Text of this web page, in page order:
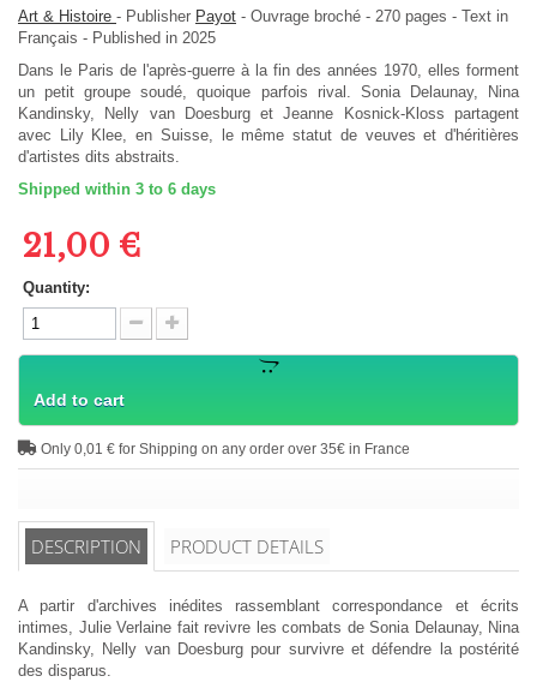
Art & Histoire - Publisher Payot - Ouvrage broché - 270 pages - Text in
Français - Published in 2025
Dans le Paris de l'après-guerre à la fin des années 1970, elles forment
un petit groupe soudé, quoique parfois rival. Sonia Delaunay, Nina
Kandinsky, Nelly van Doesburg et Jeanne Kosnick-Kloss partagent
avec Lily Klee, en Suisse, le même statut de veuves et d'héritières
d'artistes dits abstraits.
Shipped within 3 to 6 days
21,00 €
Quantity:
Add to cart
Only 0,01 € for Shipping on any order over 35€ in France
DESCRIPTION PRODUCT DETAILS
A partir d'archives inédites rassemblant correspondance et écrits
intimes, Julie Verlaine fait revivre les combats de Sonia Delaunay, Nina
Kandinsky, Nelly van Doesburg pour survivre et défendre la postérité
des disparus.